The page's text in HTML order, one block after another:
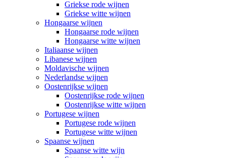
Griekse rode wijnen
Griekse witte wijnen
Hongaarse wijnen
Hongaarse rode wijnen
Hongaarse witte wijnen
Italiaanse wijnen
Libanese wijnen
Moldavische wijnen
Nederlandse wijnen
Oostenrijkse wijnen
Oostenrijkse rode wijnen
Oostenrijkse witte wijnen
Portugese wijnen
Portugese rode wijnen
Portugese witte wijnen
Spaanse wijnen
Spaanse witte wijn